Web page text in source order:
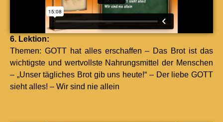
6. Lek­tion:
The­men: GOTT hat alles erschaf­fen – Das Brot ist das
wichtig­ste und wertvoll­ste Nahrungsmit­tel der Men­schen
– „Unser täglich­es Brot gib uns heute!“ – Der liebe GOTT
sieht alles! – Wir sind nie allein